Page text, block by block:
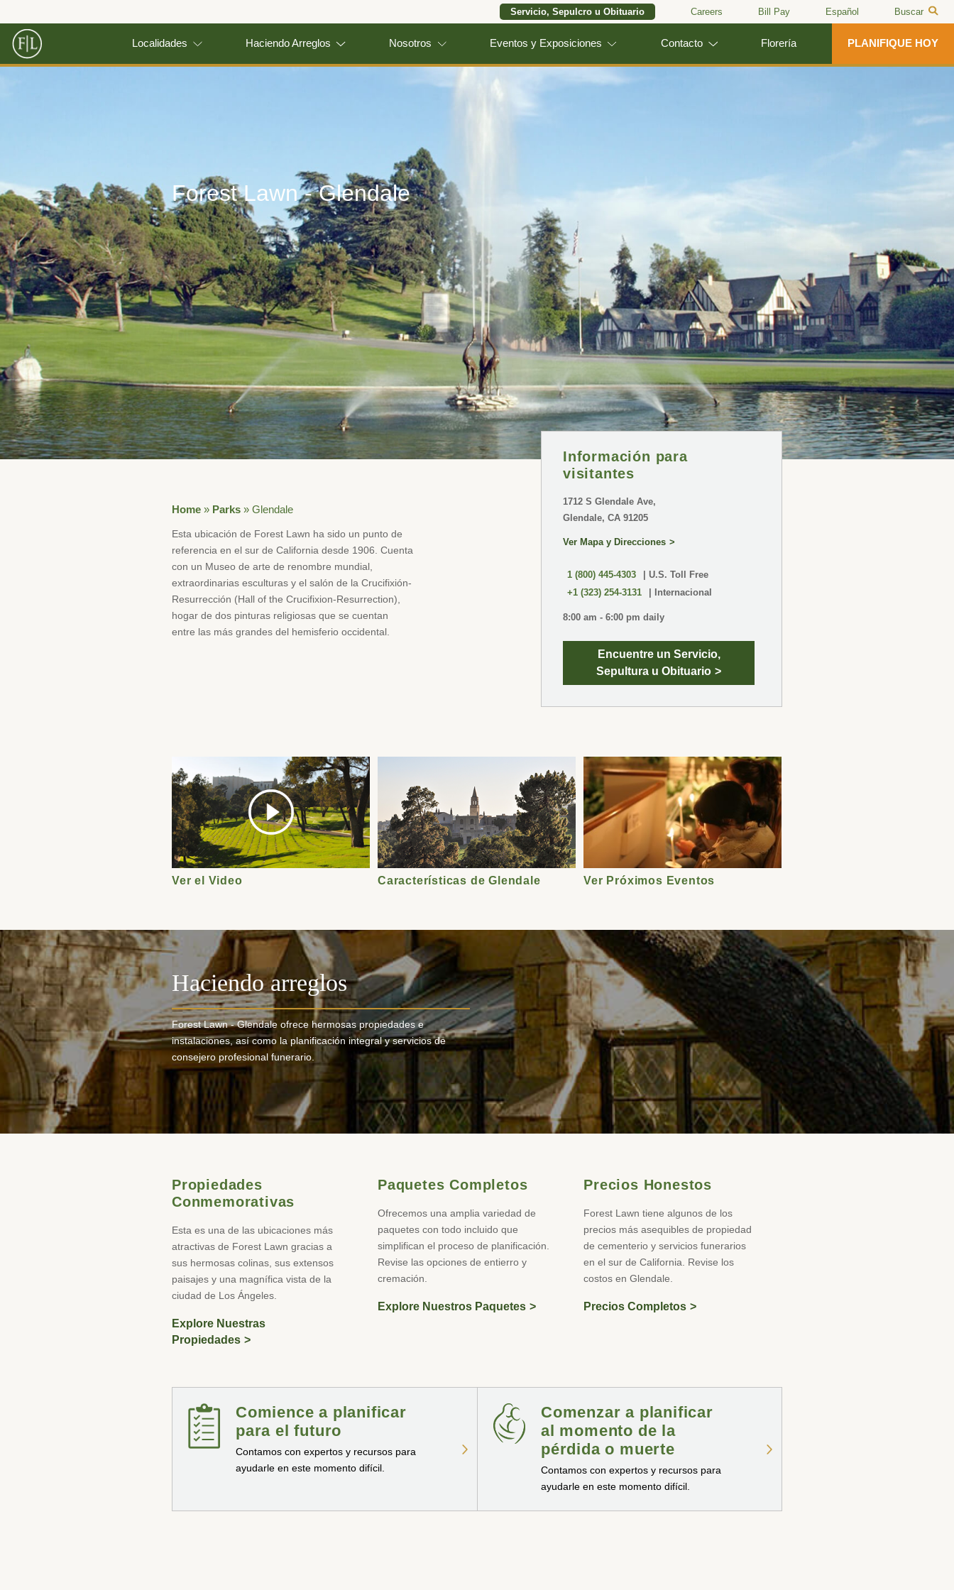
Servicio, Sepulcro u Obituario Careers Bill Pay Español Buscar
Localidades Haciendo Arreglos Nosotros Eventos y Exposiciones Contacto Florería PLANIFIQUE HOY
Forest Lawn - Glendale
Home » Parks » Glendale
Esta ubicación de Forest Lawn ha sido un punto de
referencia en el sur de California desde 1906. Cuenta
con un Museo de arte de renombre mundial,
extraordinarias esculturas y el salón de la Crucifixión-
Resurrección (Hall of the Crucifixion-Resurrection),
hogar de dos pinturas religiosas que se cuentan
entre las más grandes del hemisferio occidental.
Información para
visitantes
1712 S Glendale Ave,
Glendale, CA 91205
Ver Mapa y Direcciones
1 (800) 445-4303
| U.S. Toll Free
+1 (323) 254-3131
| Internacional
8:00 am - 6:00 pm daily
Encuentre un Servicio,
Sepultura u Obituario
Ver el Video Características de Glendale Ver Próximos Eventos
Haciendo arreglos
Forest Lawn - Glendale ofrece hermosas propiedades e
instalaciones, así como la planificación integral y servicios de
consejero profesional funerario.
Propiedades
Conmemorativas
Esta es una de las ubicaciones más
atractivas de Forest Lawn gracias a
sus hermosas colinas, sus extensos
paisajes y una magnífica vista de la
ciudad de Los Ángeles.
Explore Nuestras
Propiedades
Paquetes Completos
Ofrecemos una amplia variedad de
paquetes con todo incluido que
simplifican el proceso de planificación.
Revise las opciones de entierro y
cremación.
Explore Nuestros Paquetes
Precios Honestos
Forest Lawn tiene algunos de los
precios más asequibles de propiedad
de cementerio y servicios funerarios
en el sur de California. Revise los
costos en Glendale.
Precios Completos
Comience a planificar
para el futuro
Contamos con expertos y recursos para
ayudarle en este momento difícil.
Comenzar a planificar
al momento de la
pérdida o muerte
Contamos con expertos y recursos para
ayudarle en este momento difícil.